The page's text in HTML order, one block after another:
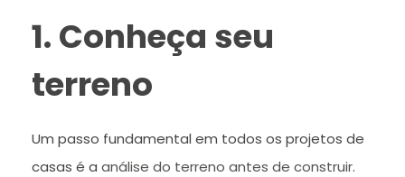
1. Conheça seu
terreno
Um passo fundamental em todos os projetos de
casas é a análise do terreno antes de construir.